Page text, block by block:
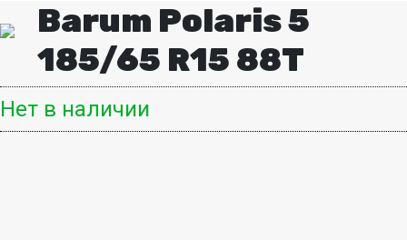
Barum Polaris 5
185/65 R15 88T
Нет в наличии